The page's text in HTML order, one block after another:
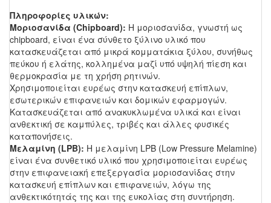
Πληροφορίες υλικών:
Μοριοσανίδα (Chipboard): Η μοριοσανίδα, γνωστή ως
chipboard, είναι ένα σύνθετο ξύλινο υλικό που
κατασκευάζεται από μικρά κομματάκια ξύλου, συνήθως
πεύκου ή ελάτης, κολλημένα μαζί υπό υψηλή πίεση και
θερμοκρασία με τη χρήση ρητινών.
Χρησιμοποιείται ευρέως στην κατασκευή επίπλων,
εσωτερικών επιφανειών και δομικών εφαρμογών.
Κατασκευάζεται από ανακυκλωμένα υλικά και είναι
ανθεκτική σε καμπύλες, τριβές και άλλες φυσικές
καταπονήσεις.
Μελαμίνη (LPB): Η μελαμίνη LPB (Low Pressure Melamine)
είναι ένα συνθετικό υλικό που χρησιμοποιείται ευρέως
στην επιφανειακή επεξεργασία μοριοσανίδας στην
κατασκευή επίπλων και επιφανειών, λόγω της
ανθεκτικότητάς της και της ευκολίας στη συντήρηση.